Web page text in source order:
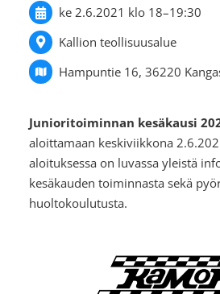
ke 2.6.2021 klo 18–19:30
Kallion teollisuusalue
Hampuntie 16, 36220
Junioritoiminnan kesäkausi
aloittamaan keskiviikkona
aloituksessa on luvassa yleistä
kesäkauden toiminnasta sekä
huoltokoulutusta.